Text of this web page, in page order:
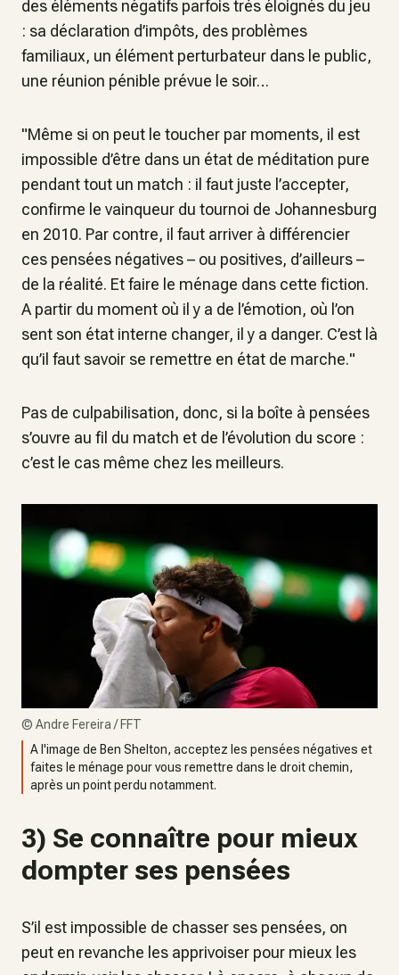
des éléments négatifs parfois très éloignés du jeu
: sa déclaration d’impôts, des problèmes
familiaux, un élément perturbateur dans le public,
une réunion pénible prévue le soir…
"Même si on peut le toucher par moments, il est
impossible d’être dans un état de méditation pure
pendant tout un match : il faut juste l’accepter,
confirme le vainqueur du tournoi de Johannesburg
en 2010. Par contre, il faut arriver à différencier
ces pensées négatives – ou positives, d’ailleurs –
de la réalité. Et faire le ménage dans cette fiction.
A partir du moment où il y a de l’émotion, où l’on
sent son état interne changer, il y a danger. C’est là
qu’il faut savoir se remettre en état de marche."
Pas de culpabilisation, donc, si la boîte à pensées
s’ouvre au fil du match et de l’évolution du score :
c’est le cas même chez les meilleurs.
© Andre Fereira / FFT
A l'image de Ben Shelton, acceptez les pensées négatives et
faites le ménage pour vous remettre dans le droit chemin,
après un point perdu notamment.
3) Se connaître pour mieux
dompter ses pensées
S’il est impossible de chasser ses pensées, on
peut en revanche les apprivoiser pour mieux les